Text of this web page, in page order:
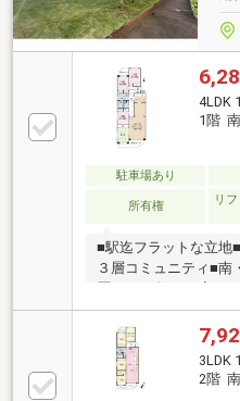
4LDK
1階
駐車場あり
所有権
リ
■駅迄フラットな立地
３層コミュニティ■南
リング・交換：ユニ
粧台、トイレ、シス
修繕積立金の改定予
／m2予定）・修繕積
の改定を検討中（値
3LDK
2階